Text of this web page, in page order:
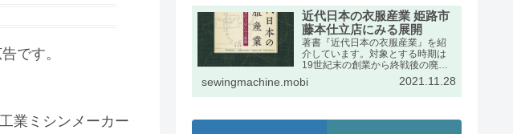
です。
業ミシンメーカー
近代日本の衣服産業 姫路市
藤本仕立店にみる展開
著書『近代日本の衣服産業』を紹
介しています。対象とする時期は
19世紀末の創業から終戦後の廃業
までの約半世紀です。兵庫県姫路
市の藤本家文書を手がかりに、近
代日本経済史の発展段階で特異な
しくまとめました。
sewingmachine.mobi 2021.11.28